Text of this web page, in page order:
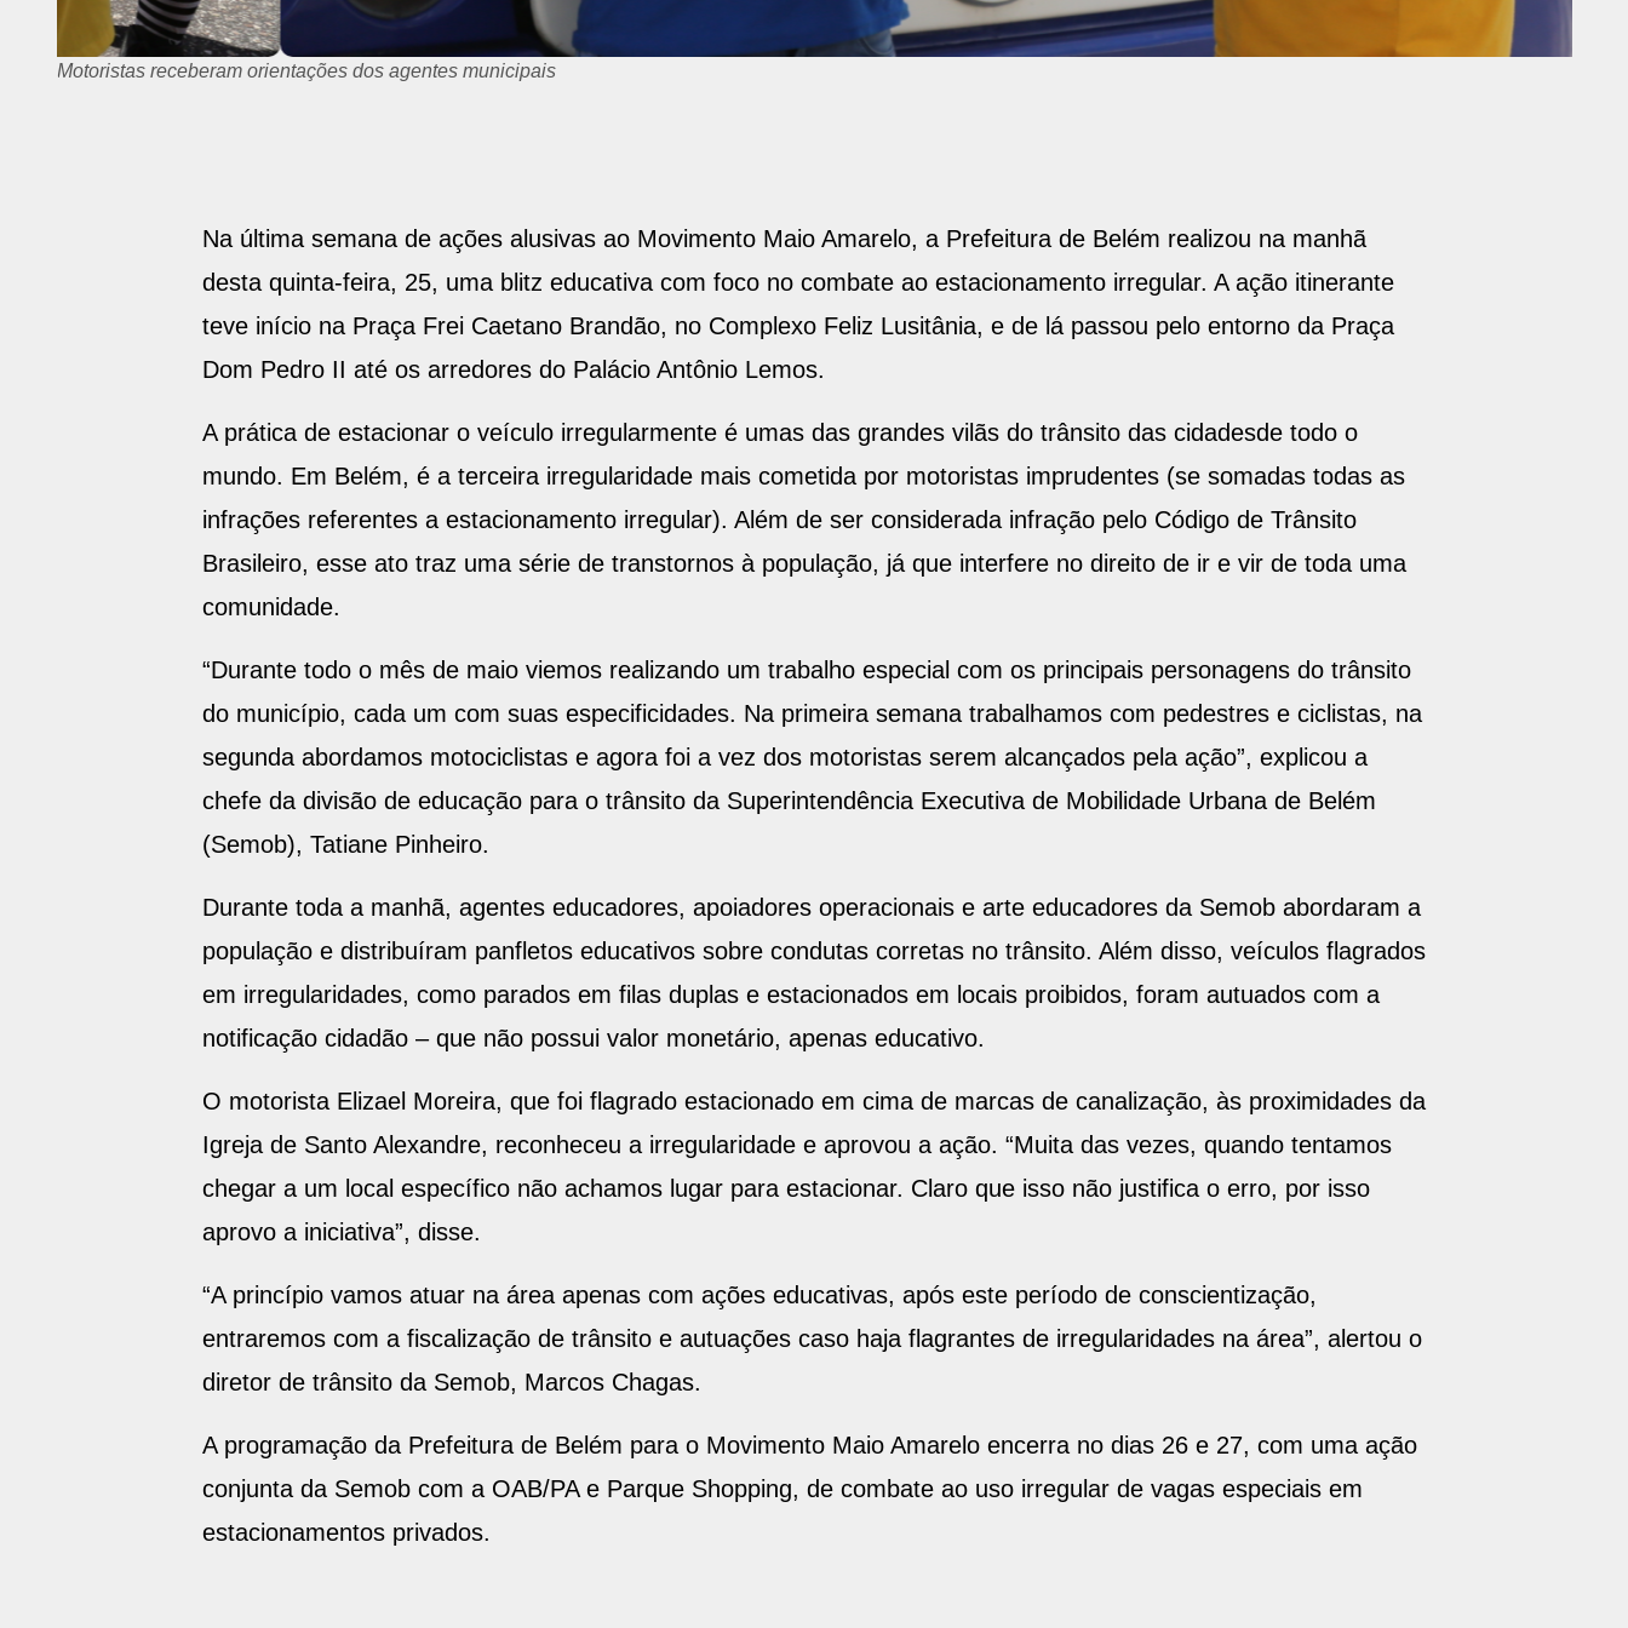
Motoristas receberam orientações dos agentes municipais
Na última semana de ações alusivas ao Movimento Maio Amarelo, a Prefeitura de Belém realizou na manhã
desta quinta-feira, 25, uma blitz educativa com foco no combate ao estacionamento irregular. A ação itinerante
teve início na Praça Frei Caetano Brandão, no Complexo Feliz Lusitânia, e de lá passou pelo entorno da Praça
Dom Pedro II até os arredores do Palácio Antônio Lemos.
A prática de estacionar o veículo irregularmente é umas das grandes vilãs do trânsito das cidadesde todo o
mundo. Em Belém, é a terceira irregularidade mais cometida por motoristas imprudentes (se somadas todas as
infrações referentes a estacionamento irregular). Além de ser considerada infração pelo Código de Trânsito
Brasileiro, esse ato traz uma série de transtornos à população, já que interfere no direito de ir e vir de toda uma
comunidade.
“Durante todo o mês de maio viemos realizando um trabalho especial com os principais personagens do trânsito
do município, cada um com suas especificidades. Na primeira semana trabalhamos com pedestres e ciclistas, na
segunda abordamos motociclistas e agora foi a vez dos motoristas serem alcançados pela ação”, explicou a
chefe da divisão de educação para o trânsito da Superintendência Executiva de Mobilidade Urbana de Belém
(Semob), Tatiane Pinheiro.
Durante toda a manhã, agentes educadores, apoiadores operacionais e arte educadores da Semob abordaram a
população e distribuíram panfletos educativos sobre condutas corretas no trânsito. Além disso, veículos flagrados
em irregularidades, como parados em filas duplas e estacionados em locais proibidos, foram autuados com a
notificação cidadão – que não possui valor monetário, apenas educativo.
O motorista Elizael Moreira, que foi flagrado estacionado em cima de marcas de canalização, às proximidades da
Igreja de Santo Alexandre, reconheceu a irregularidade e aprovou a ação. “Muita das vezes, quando tentamos
chegar a um local específico não achamos lugar para estacionar. Claro que isso não justifica o erro, por isso
aprovo a iniciativa”, disse.
“A princípio vamos atuar na área apenas com ações educativas, após este período de conscientização,
entraremos com a fiscalização de trânsito e autuações caso haja flagrantes de irregularidades na área”, alertou o
diretor de trânsito da Semob, Marcos Chagas.
A programação da Prefeitura de Belém para o Movimento Maio Amarelo encerra no dias 26 e 27, com uma ação
conjunta da Semob com a OAB/PA e Parque Shopping, de combate ao uso irregular de vagas especiais em
estacionamentos privados.